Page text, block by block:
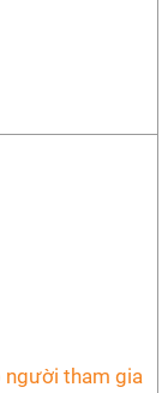
người tham gia